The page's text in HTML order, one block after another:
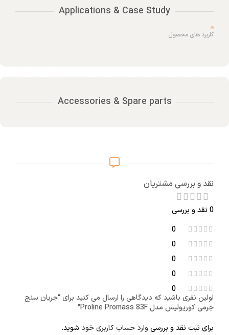
Applications & Case Study
کاربرد های محصول
Accessories & Spare parts
نقد و بررسی مشتریان
0 نقد و بررسی
0
0
0
0
0
اولین نفری باشید که دیدگاهی را ارسال می کنید برای “جریان سنج
جرمی کوریولیس مدل Proline Promass 83F”
برای ثبت نقد و بررسیوارد حساب کاربری خود شوید.